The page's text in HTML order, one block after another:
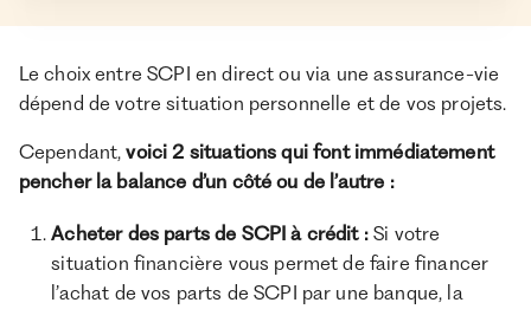
Tableau récapitulatif : assurance vie vs en direct
Ramify est l’alternative digitale à la banque privée.
expertise patrimoniale, technologie et sélection
rigoureuse des meilleurs produits du marché, dans
une logique de performance à long terme.
Le choix entre SCPI en direct ou via une assurance-vie
dépend de votre situation personnelle et de vos projets.
Cependant,voici 2 situations qui font immédiatement
pencher la balance d’un côté ou de l’autre :
Acheter des parts de SCPI à crédit :Si votre
situation financière vous permet de faire financer
l’achat de vos parts de SCPI par une banque, la